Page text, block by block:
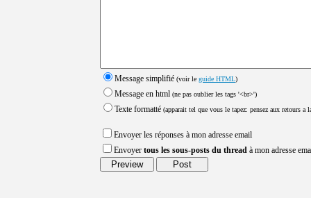
Message simplifié (voir le guide HTML)
Message en html (ne pas oublier les tags '<br>')
Texte formatté (apparait tel que vous le tapez: pensez aux retours a
Envoyer les réponses à mon adresse email
Envoyer tous les sous-posts du thread à mon adresse